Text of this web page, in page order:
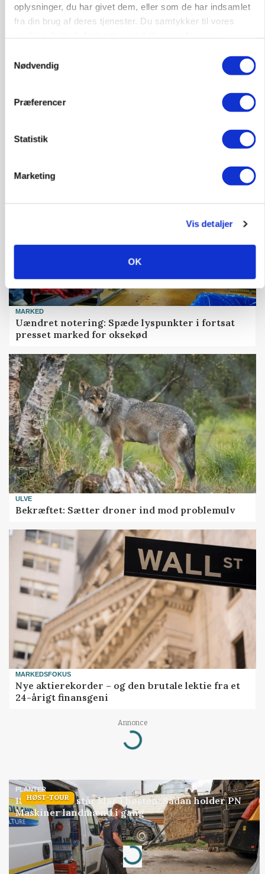
oplysninger, du har givet dem, eller som de har indsamlet
fra din brug af deres tjenester. Du samtykker til vores
Nødvendig
Præferencer
Statistik
Marketing
Vis detaljer
OK
KVÆG
Snart kan man søge tilskud til naturprojekter
Før såmaskinen kører: Her er efterårets største
skadedyrsrisici
MARKED
Uændret notering: Spæde lyspunkter i fortsat
presset marked for oksekød
ULVE
Bekræftet: Sætter droner ind mod problemulv
MARKEDSFOKUS
Nye aktierekorder – og den brutale lektie fra et
24-årigt finansgeni
Annonce
Loading...
HØST-TOUR
PLANTER
18 montører står klar i høsten: Sådan holder PN
Maskiner landmænd i gang
Annonce
Loading...